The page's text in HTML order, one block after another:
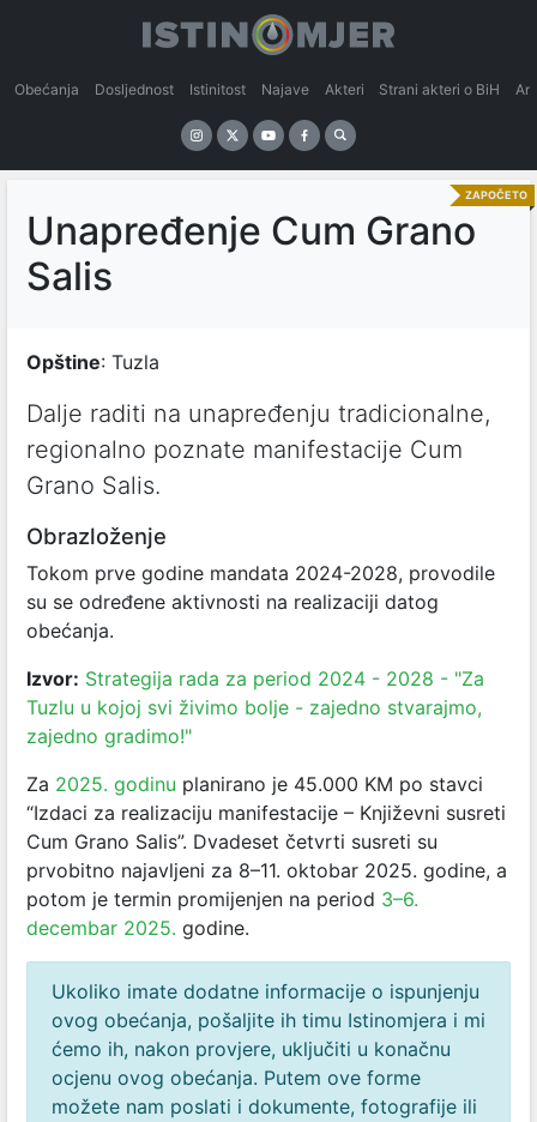
Obećanja Dosljednost Istinitost Najave Akteri Strani akteri o BiH
ZAPOČETO
Unapređenje Cum Grano
Salis
Opštine: Tuzla
Dalje raditi na unapređenju tradicionalne,
regionalno poznate manifestacije Cum
Grano Salis.
Obrazloženje
Tokom prve godine mandata 2024-2028, provodile
su se određene aktivnosti na realizaciji datog
obećanja.
Izvor: Strategija rada za period 2024 - 2028 - "Za
Tuzlu u kojoj svi živimo bolje - zajedno stvarajmo,
zajedno gradimo!"
Za 2025. godinu planirano je 45.000 KM po stavci
“Izdaci za realizaciju manifestacije – Književni susreti
Cum Grano Salis”. Dvadeset četvrti susreti su
prvobitno najavljeni za 8–11. oktobar 2025. godine, a
potom je termin promijenjen na period 3–6.
decembar 2025. godine.
Ukoliko imate dodatne informacije o ispunjenju
ovog obećanja, pošaljite ih timu Istinomjera i mi
ćemo ih, nakon provjere, uključiti u konačnu
ocjenu ovog obećanja. Putem ove forme
možete nam poslati i dokumente, fotografije ili